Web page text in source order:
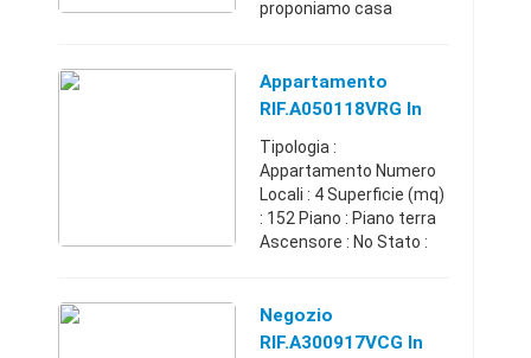
proponiamo casa
appartamenti con
soffitta di ca 67 mq,
Appartamento
RIF.A050118VRG In
Vendita A Amantea
(CS)
Tipologia :
Appartamento Numero
Locali : 4 Superficie (mq)
: 152 Piano : Piano terra
Ascensore : No Stato :
Amantea a pochi passi
dal mare proponiamo
Negozio
RIF.A300917VCG In